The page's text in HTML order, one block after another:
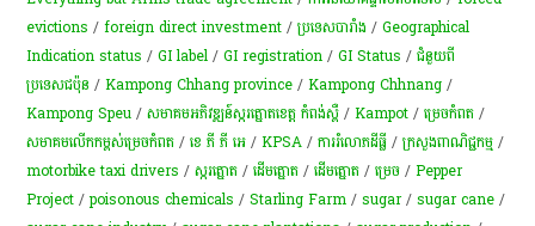
evictions /foreign direct investment /ប្រទេសបារាំង /Geographical
Indication status /GI label /GI registration /GI Status /ជំនួយពី
ប្រទេសជប៉ុន /Kampong Chhang province /Kampong Chhnang /
Kampong Speu /សមាគម​អភិវឌ្ឍន៍​ស្ករ​ត្នោត​ខេត្ត កំពង់ស្ពឺ /Kampot /ម្រេចកំពត /
សមាគមលើកកម្ពស់ម្រេចកំពត /ខេ ភី ភី អេ /KPSA /ការ​រំលោភ​ដីធ្លី​ /ក្រសួងពាណិជ្ជកម្ម /
motorbike taxi drivers /ស្ករត្នោត /ដើម​ត្នោត​ /ដើមត្នោត /ម្រេច​ /Pepper
Project /poisonous chemicals /Starling Farm /sugar/sugar cane /